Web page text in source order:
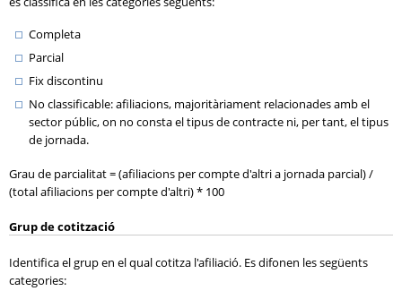
Completa
Parcial
Fix discontinu
No classificable: afiliacions, majoritàriament relacionades amb el
sector públic, on no consta el tipus de contracte ni, per tant, el tipus
de jornada.
Grau de parcialitat = (afiliacions per compte d'altri a jornada parcial) /
(total afiliacions per compte d'altri) * 100
Grup de cotització
Identifica el grup en el qual cotitza l'afiliació. Es difonen les següents
categories: